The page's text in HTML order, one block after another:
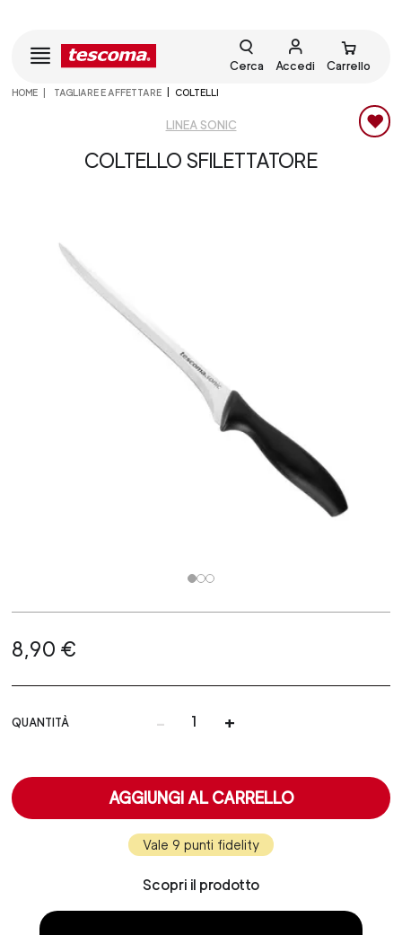
Cerca Accedi Carrello
HOME TAGLIARE E AFFETTARE COLTELLI
LINEA SONIC
COLTELLO SFILETTATORE
8,90 €
QUANTITÀ - +
AGGIUNGI AL CARRELLO
Vale 9 punti fidelity
Scopri il prodotto